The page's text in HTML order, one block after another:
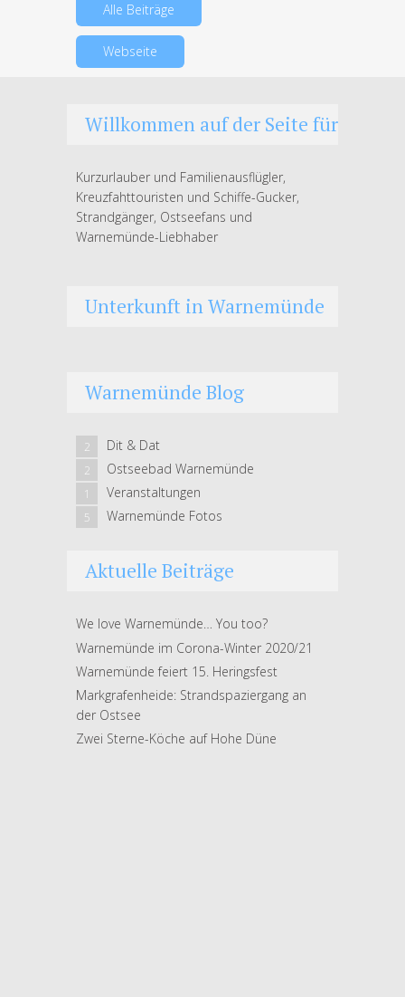
Alle Beiträge
Webseite
Willkommen auf der Seite für
Kurzurlauber und Familienausflügler,
Kreuzfahttouristen und Schiffe-Gucker,
Strandgänger, Ostseefans und
Warnemünde-Liebhaber
Unterkunft in Warnemünde
Warnemünde Blog
Dit & Dat
2
Ostseebad Warnemünde
2
Veranstaltungen
1
Warnemünde Fotos
5
Aktuelle Beiträge
We love Warnemünde… You too?
Warnemünde im Corona-Winter 2020/21
Warnemünde feiert 15. Heringsfest
Markgrafenheide: Strandspaziergang an
der Ostsee
Zwei Sterne-Köche auf Hohe Düne